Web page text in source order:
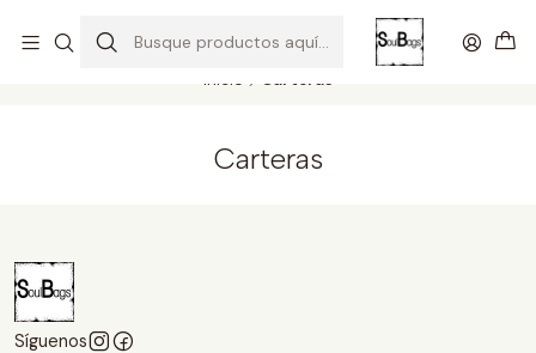
SOLO EL CUERO REEMPLAZA AL CUERO Todas las carteras acá
Inicio Carteras
Carteras
Síguenos